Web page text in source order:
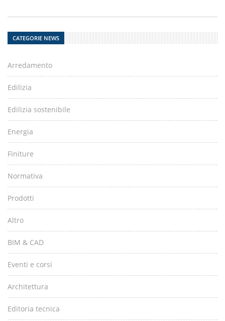
CATEGORIE NEWS
Arredamento
Edilizia
Edilizia sostenibile
Energia
Finiture
Normativa
Prodotti
Altro
BIM & CAD
Eventi e corsi
Architettura
Editoria tecnica